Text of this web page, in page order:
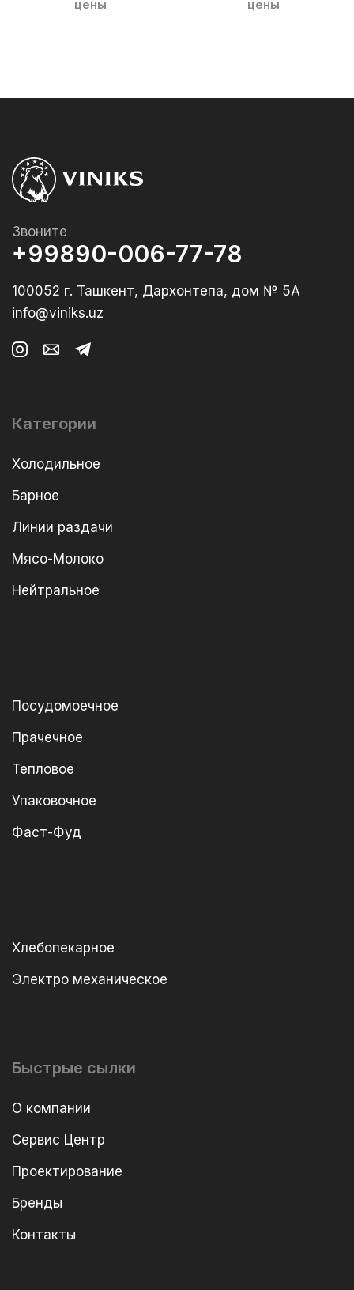
цены
цены
Звоните
+99890-006-77-78
100052 г. Ташкент, Дархонтепа, дом № 5А
info@viniks.uz
Категории
Холодильное
Барное
Линии раздачи
Мясо-Молоко
Нейтральное
Посудомоечное
Прачечное
Тепловое
Упаковочное
Фаст-Фуд
Хлебопекарное
Электро механическое
Быстрые сылки
О компании
Сервис Центр
Проектирование
Бренды
Контакты